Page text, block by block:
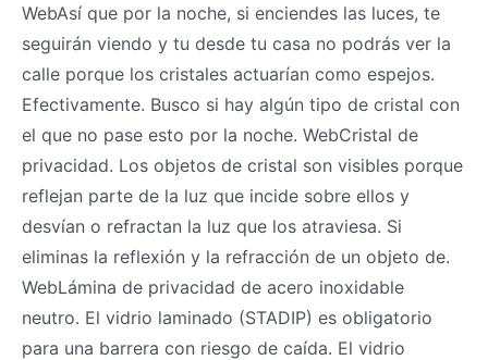
WebAsí que por la noche, si enciendes las luces, te
seguirán viendo y tu desde tu casa no podrás ver la
calle porque los cristales actuarían como espejos.
Efectivamente. Busco si hay algún tipo de cristal con
el que no pase esto por la noche. WebCristal de
privacidad. Los objetos de cristal son visibles porque
reflejan parte de la luz que incide sobre ellos y
desvían o refractan la luz que los atraviesa. Si
eliminas la reflexión y la refracción de un objeto de.
WebLámina de privacidad de acero inoxidable
neutro. El vidrio laminado (STADIP) es obligatorio
para una barrera con riesgo de caída. El vidrio